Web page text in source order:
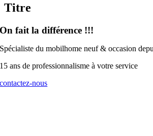
rapide
Titre
On fait la différence !!!
Spécialiste du mobilhome neuf & occasion
15 ans de professionnalisme à votre service
contactez-nous